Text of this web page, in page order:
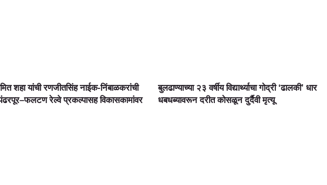
शहा यांची रणजीतसिंह नाईक-निंबाळकरांची
रेल्वे प्रकल्पासह विकासकामांवर
बुलढाण्याच्या २३ वर्षीय विद्यार्थ्याचा गोद्री ‘ढालकी’ धार
धबधब्यावरून दरीत कोसळून दुर्दैवी मृत्यू